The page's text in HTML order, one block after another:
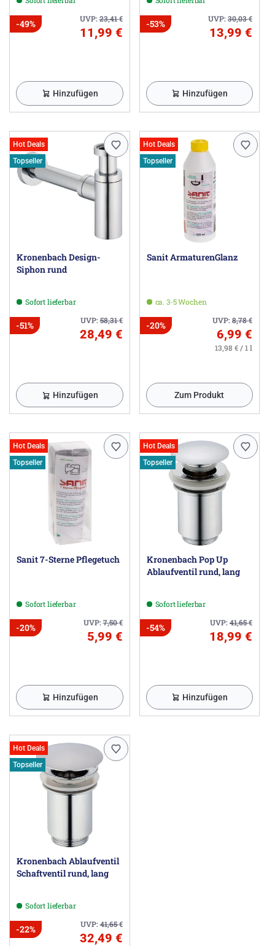
UVP:23,41€
-49%
11,99 €
Hinzufügen
UVP:30,03€
-53%
13,99 €
Hinzufügen
Hot Deals
Topseller
Kronenbach Design-
Siphon rund
Sofort lieferbar
UVP:58,31€
-51%
28,49 €
Hinzufügen
Hot Deals
Topseller
Sanit ArmaturenGlanz
ca. 3-5 Wochen
UVP:8,78€
-20%
6,99 €
13,98 € / 1 l
Zum Produkt
Hot Deals
Topseller
Sanit 7-Sterne Pflegetuch
Sofort lieferbar
UVP:7,50€
-20%
5,99 €
Hinzufügen
Hot Deals
Topseller
Kronenbach Pop Up
Ablaufventil rund, lang
Sofort lieferbar
UVP:41,65€
-54%
18,99 €
Hinzufügen
Hot Deals
Topseller
Kronenbach Ablaufventil
Schaftventil rund, lang
Sofort lieferbar
UVP:41,65€
-22%
32,49 €